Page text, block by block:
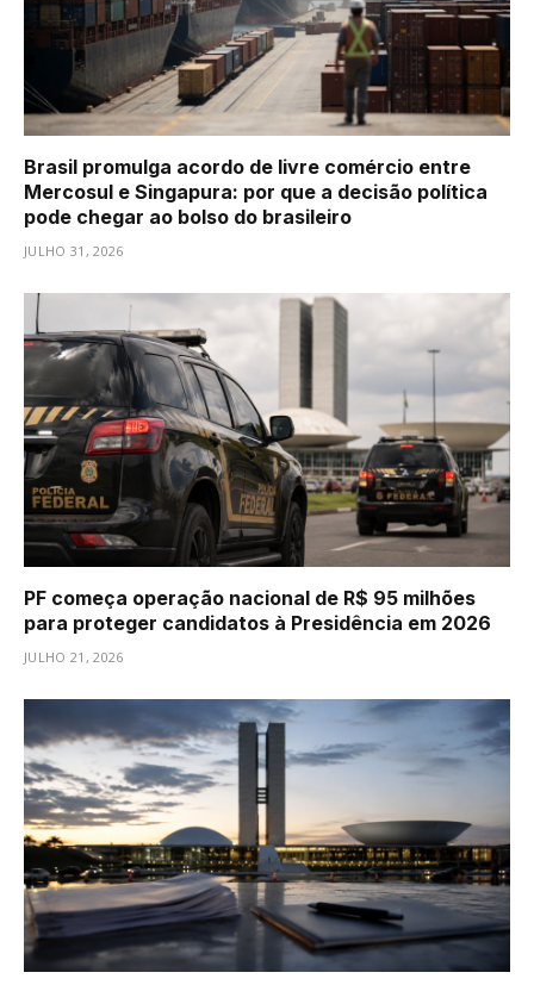
Brasil promulga acordo de livre comércio entre
Mercosul e Singapura: por que a decisão política
pode chegar ao bolso do brasileiro
JULHO 31, 2026
PF começa operação nacional de R$ 95 milhões
para proteger candidatos à Presidência em 2026
JULHO 21, 2026